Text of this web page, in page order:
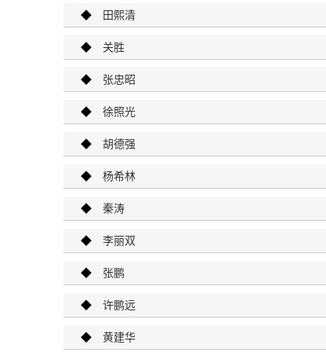
◆ 田熙清
◆ 关胜
◆ 张忠昭
◆徐照光
◆胡德强
◆杨希林
◆秦涛
◆李丽双
◆ 张鹏
◆许鹏远
◆黄建华